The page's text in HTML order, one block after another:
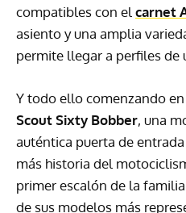
compatibles con elcarnet
asiento y una amplia
permite llegar a perfiles de
Y todo ello comenzando en
Scout Sixty Bobber, una
auténtica puerta de
más historia del
primer escalón de la
de sus modelos más